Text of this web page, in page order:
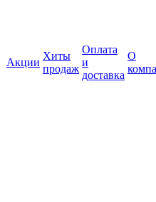
Акции
Хиты
продаж
Оплата
и
доставка
О